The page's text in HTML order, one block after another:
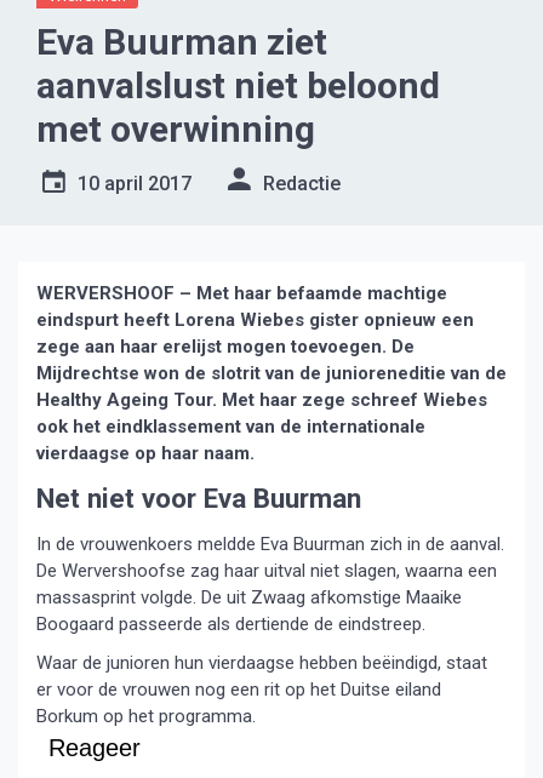
Eva Buurman ziet
aanvalslust niet beloond
met overwinning
10 april 2017 Redactie
WERVERSHOOF – Met haar befaamde machtige
eindspurt heeft Lorena Wiebes gister opnieuw een
zege aan haar erelijst mogen toevoegen. De
Mijdrechtse won de slotrit van de junioreneditie van de
Healthy Ageing Tour. Met haar zege schreef Wiebes
ook het eindklassement van de internationale
vierdaagse op haar naam.
Net niet voor Eva Buurman
In de vrouwenkoers meldde Eva Buurman zich in de aanval.
De Wervershoofse zag haar uitval niet slagen, waarna een
massasprint volgde. De uit Zwaag afkomstige Maaike
Boogaard passeerde als dertiende de eindstreep.
Waar de junioren hun vierdaagse hebben beëindigd, staat
er voor de vrouwen nog een rit op het Duitse eiland
Borkum op het programma.
Reageer